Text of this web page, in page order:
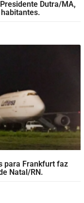
Dutra/MA,
para Frankfurt faz
Natal/RN.